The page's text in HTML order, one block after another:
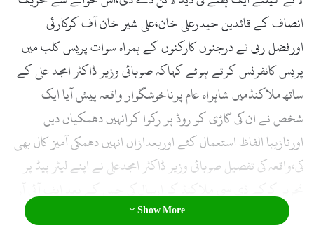
انصاف کے قائدین حیدرعلی خان،علی شیر خان آف کوکارئی
اورفضل ربی نے درجنوں کارکنوں کے ہمراہ سوات پریس کلب میں
پریس کانفرنس کرتے ہوئے کہاکہ صوبائی وزیر ڈاکٹر امجد علی کے
ساتھ ملاکنڈمیں شاہراہ عام پرناخوشگوار واقعہ پیش آیا ایک
شخص نے ان کی گاڑی کو روڈ پر رکوا کرانہیں دھمکیاں دیں
اورنازیبا الفاظ استعمال کئے اوربعدازاں انہیں دھمکی آمیز کال بھی
کی،واقعہ کی تفصیل صوبائی وزیر ڈاکٹر امجدعلی نے اپنے لیٹر پیڈ پر
بھی درج ہوئی مگر تاحال اس سلسلے میں کسی قسم کی پیش رفت
Show More